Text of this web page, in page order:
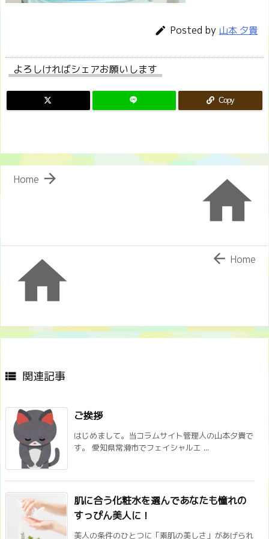
 Posted by 山本 夕貴
よろしければシェアお願いします
Copy


Home
  Home
 関連記事
ご挨拶
はじめまして。当コラムサイト管理人の山本夕貴で
す。 愛知県常滑市でフェイシャルエ ...
肌に合う化粧水を選んであなたも憧れの
すっぴん美人に！
美人の条件のひとつに「素肌の美しさ」があげられ